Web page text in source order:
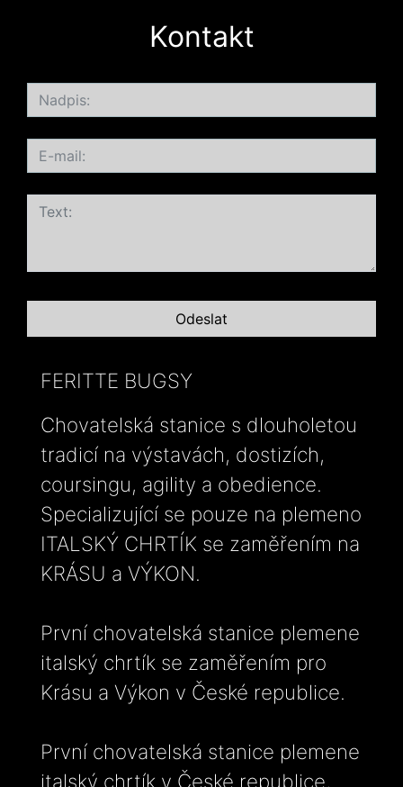
Kontakt
FERITTE BUGSY
Chovatelská stanice s dlouholetou
tradicí na výstavách, dostizích,
coursingu, agility a obedience.
Specializující se pouze na plemeno
ITALSKÝ CHRTÍK se zaměřením na
KRÁSU a VÝKON.
První chovatelská stanice plemene
italský chrtík se zaměřením pro
Krásu a Výkon v České republice.
První chovatelská stanice plemene
italský chrtík v České republice,